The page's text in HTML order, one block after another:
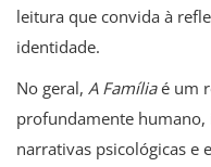
leitura que convida à
identidade.
No geral, A Famíliaé um
profundamente humano,
narrativas psicológicas e